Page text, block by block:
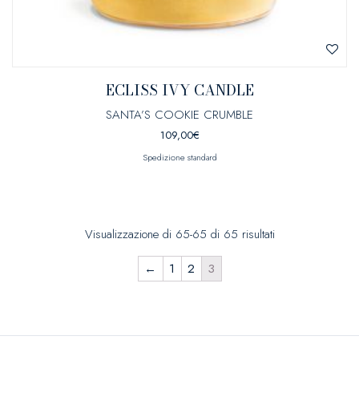
ECLISS IVY CANDLE
SANTA’S COOKIE CRUMBLE
109,00€
Spedizione standard
Visualizzazione di 65-65 di 65 risultati
←
1 2 3